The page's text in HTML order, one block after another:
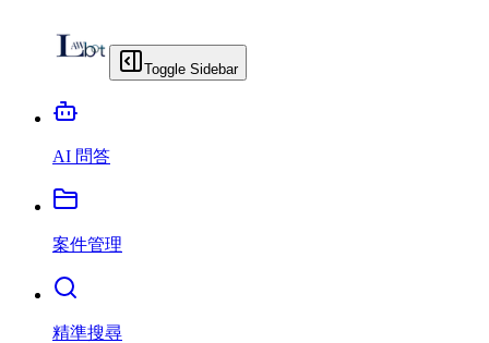
Toggle Sidebar
AI 問答
案件管理
精準搜尋